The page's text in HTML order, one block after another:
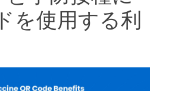
を使用する利